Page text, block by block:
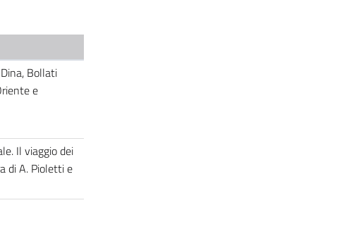
Bollati
e
Il viaggio dei
di A. Pioletti e